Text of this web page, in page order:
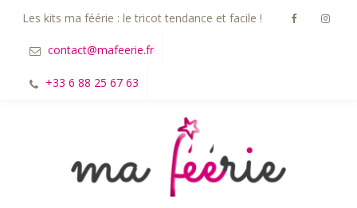
Les kits ma féérie : le tricot tendance et facile !
contact@mafeerie.fr
+33 6 88 25 67 63